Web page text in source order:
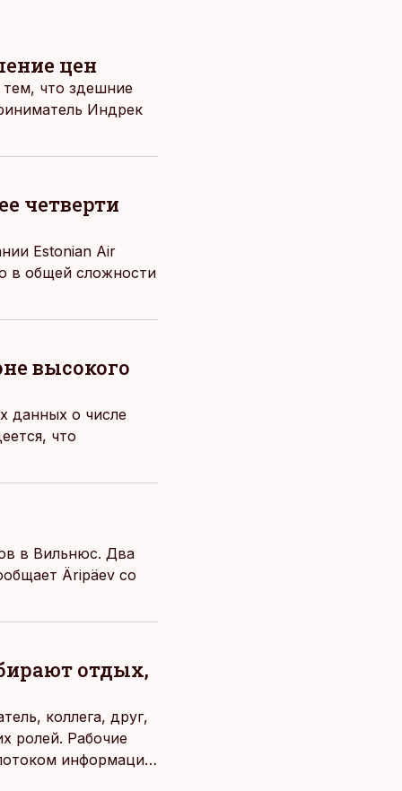
цен
что здешние
Индрек
четверти
Estonian Air
в общей сложности
высокого
данных о числе
что
в Вильнюс. Два
Äripäev со
отдых,
коллега, друг,
ролей. Рабочие
информации,